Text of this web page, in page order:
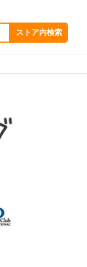
ストア内検索